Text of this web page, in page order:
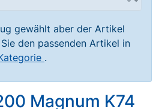
gewählt aber der Artikel
den passenden Artikel in
.
Magnum K74